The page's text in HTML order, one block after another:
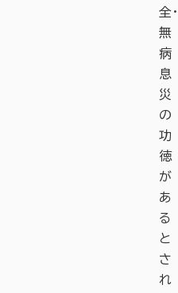
全・
無
病
息
災
の
功
徳
が
あ
る
と
さ
れ